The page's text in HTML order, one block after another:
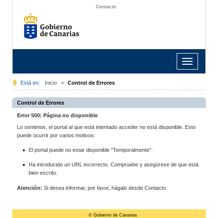
Contacto
Toggle
navigation
Está en: Inicio > Control de Errores
Control de Errores
Error 500: Página no disponible
Lo sentimos, el portal al que está intentado acceder no está disponible. Esto
puede ocurrir por varios motivos:
El portal puede no estar disponible "Temporalmente".
Ha introducido un URL incorrecto. Compruebe y asegúrese de que está
bien escrito.
Atención: Si desea informar, por favor, hágalo desde Contacto.
© Gobierno de Canarias